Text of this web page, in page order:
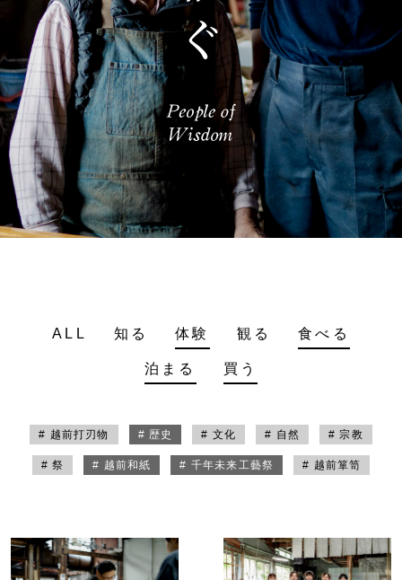
ALL 知る 体験 観る 食べる
泊まる 買う
# 越前打刃物 # 歴史 # 文化 # 自然 # 宗教
# 祭 # 越前和紙 # 千年未来工藝祭 # 越前箪笥